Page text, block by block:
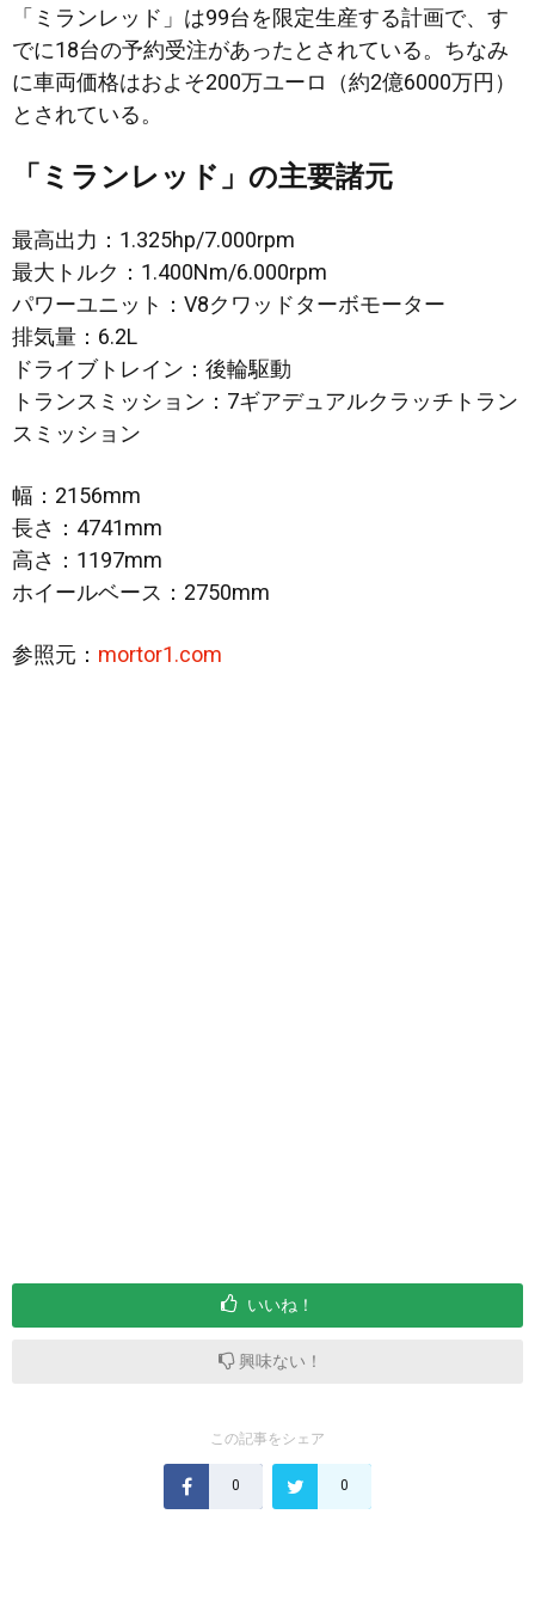
「ミランレッド」は99台を限定生産する計画で、す
でに18台の予約受注があったとされている。ちなみ
に車両価格はおよそ200万ユーロ（約2億6000万円）
とされている。
「ミランレッド」の主要諸元
最高出力：1.325hp/7.000rpm
最大トルク：1.400Nm/6.000rpm
パワーユニット：V8クワッドターボモーター
排気量：6.2L
ドライブトレイン：後輪駆動
トランスミッション：7ギアデュアルクラッチトラン
スミッション
幅：2156mm
長さ：4741mm
高さ：1197mm
ホイールベース：2750mm
参照元： mortor1.com
いいね！
興味ない！
この記事をシェア
0 0